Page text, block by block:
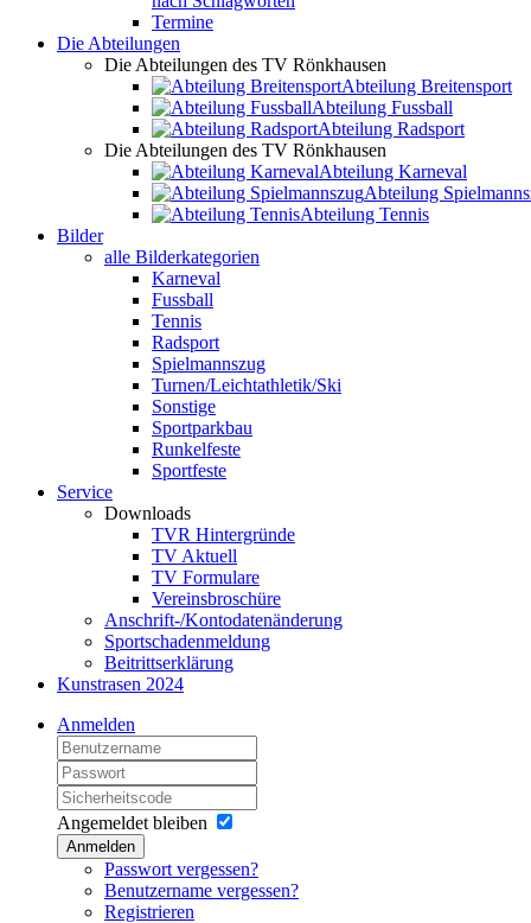
Termine
Die Abteilungen
Die Abteilungen des TV Rönkhausen
Abteilung Breitensport
Abteilung Fussball
Abteilung Radsport
Die Abteilungen des TV Rönkhausen
Abteilung Karneval
Abteilung
Abteilung Tennis
Bilder
alle Bilderkategorien
Karneval
Fussball
Tennis
Radsport
Spielmannszug
Turnen/Leichtathletik/Ski
Sonstige
Sportparkbau
Runkelfeste
Sportfeste
Service
Downloads
TVR Hintergründe
TV Aktuell
TV Formulare
Vereinsbroschüre
Anschrift-/Kontodatenänderung
Sportschadenmeldung
Beitrittserklärung
Kunstrasen 2024
Anmelden
Angemeldet bleiben
Anmelden
Passwort vergessen?
Benutzername vergessen?
Registrieren